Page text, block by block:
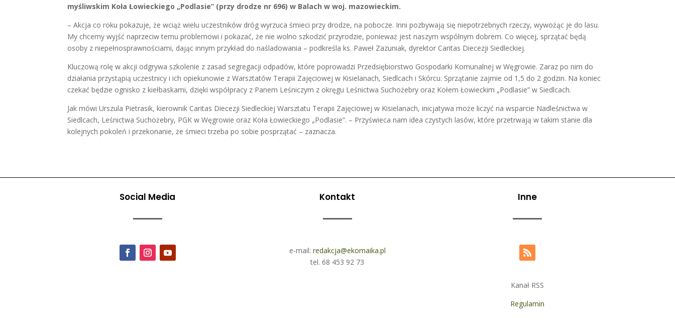
myśliwskim Koła Łowieckiego „Podlasie” (przy drodze nr 696) w Balach w woj. mazowieckim.
– Akcja co roku pokazuje, że wciąż wielu uczestników dróg wyrzuca śmieci przy drodze, na pobocze. Inni pozbywają się niepotrzebnych rzeczy, wywożąc je do lasu.
My chcemy wyjść naprzeciw temu problemowi i pokazać, że nie wolno szkodzić przyrodzie, ponieważ jest naszym wspólnym dobrem. Co więcej, sprzątać będą
osoby z niepełnosprawnościami, dając innym przykład do naśladowania – podkreśla ks. Paweł Zazuniak, dyrektor Caritas Diecezji Siedleckiej.
Kluczową rolę w akcji odgrywa szkolenie z zasad segregacji odpadów, które poprowadzi Przedsiębiorstwo Gospodarki Komunalnej w Węgrowie. Zaraz po nim do
działania przystąpią uczestnicy i ich opiekunowie z Warsztatów Terapii Zajęciowej w Kisielanach, Siedlcach i Skórcu. Sprzątanie zajmie od 1,5 do 2 godzin. Na koniec
czekać będzie ognisko z kiełbaskami, dzięki współpracy z Panem Leśniczym z okręgu Leśnictwa Suchożebry oraz Kołem Łowieckim „Podlasie” w Siedlcach.
Jak mówi Urszula Pietrasik, kierownik Caritas Diecezji Siedleckiej Warsztatu Terapii Zajęciowej w Kisielanach, inicjatywa może liczyć na wsparcie Nadleśnictwa w
Siedlcach, Leśnictwa Suchożebry, PGK w Węgrowie oraz Koła Łowieckiego „Podlasie”. – Przyświeca nam idea czystych lasów, które przetrwają w takim stanie dla
kolejnych pokoleń i przekonanie, że śmieci trzeba po sobie posprzątać – zaznacza.
Social Media Kontakt
e-mail: redakcja@ekomaika.pl
tel. 68 453 92 73
Inne
Kanał RSS
Regulamin